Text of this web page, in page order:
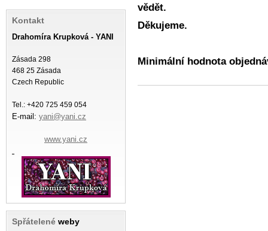
Kontakt
Drahomíra Krupková - YANI
Zásada 298
468 25 Zásada
Czech Republic
Tel.: +420 725 459 054
E-mail: yani@yani.cz
www.yani.cz
Spřátelené weby
vědět.
Děkujeme.
Minimální hodnota